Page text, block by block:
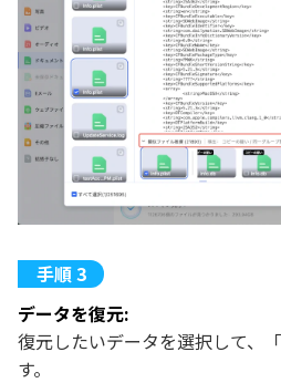
データを復元:
復元したいデータを選択して、
す。